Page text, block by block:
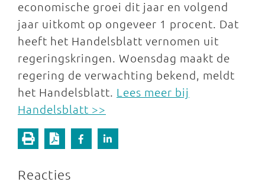
economische groei dit jaar en volgend
jaar uitkomt op ongeveer 1 procent. Dat
heeft het Handelsblatt vernomen uit
regeringskringen. Woensdag maakt de
regering de verwachting bekend, meldt
het Handelsblatt. Lees meer bij
Handelsblatt >>
Reacties